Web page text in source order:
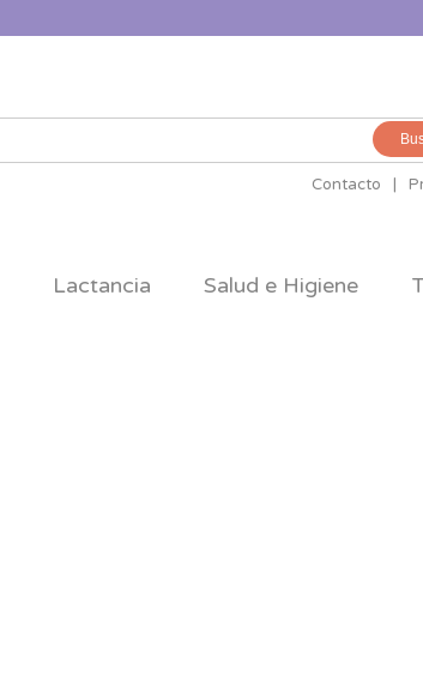
Contacto
Lactancia Salud e Higiene